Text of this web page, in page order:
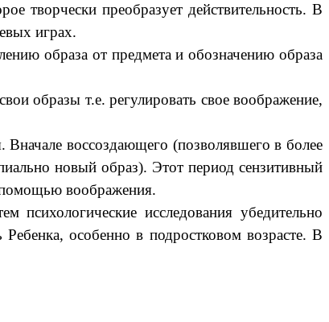
творчески преобразует действительность. В
играх.
образа от предмета и обозначению образа
образы т.е. регулировать свое воображение,
воссоздающего (позволявшего в более
новый образ). Этот период сензитивный
воображения.
исследования убедительно
особенно в подростковом возрасте. В